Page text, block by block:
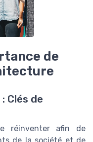
de
Clés de
réinventer afin de
de la société et de